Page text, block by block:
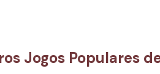
Jogos Populares